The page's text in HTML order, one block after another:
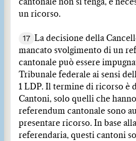
cantonale non si tenga, è
un ricorso.
17
La decisione della
mancato svolgimento di un
cantonale può essere
Tribunale federale ai sensi
1 LDP. Il termine di ricorso è
Cantoni, solo quelli che
referendum cantonale sono
presentare ricorso. In base
referendaria, questi cantoni